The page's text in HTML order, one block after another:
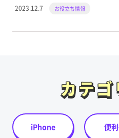
2023.12.7
お役立ち情報
カテ
カテ
iPhone 便